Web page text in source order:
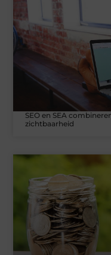
SEO en SEA
zichtbaarheid